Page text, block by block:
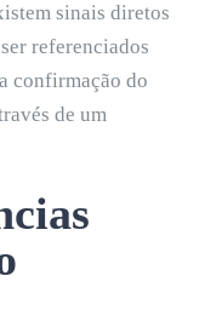
sinais diretos
referenciados
confirmação do
de um